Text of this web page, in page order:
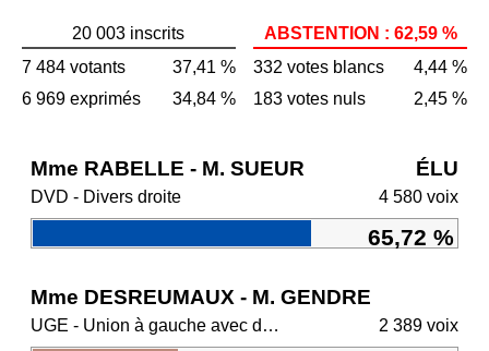
20 003 inscrits
7 484 votants
37,41 %
6 969 exprimés
34,84 %
ABSTENTION : 62,59 %
332 votes blancs
4,44 %
183 votes nuls
2,45 %
Mme RABELLE - M. SUEUR ÉLU
DVD - Divers droite 4 580 voix
65,72 %
Mme DESREUMAUX - M. GENDRE
UGE - Union à gauche avec des écologistes 2 389 voix